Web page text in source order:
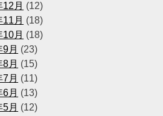
月 (12)
月 (18)
月 (18)
月 (23)
月 (15)
月 (11)
月 (13)
月 (12)